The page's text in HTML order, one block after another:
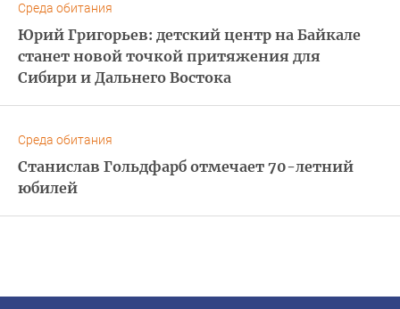
Среда обитания
Юрий Григорьев: детский центр на Байкале
станет новой точкой притяжения для
Сибири и Дальнего Востока
Среда обитания
Станислав Гольдфарб отмечает 70-летний
юбилей